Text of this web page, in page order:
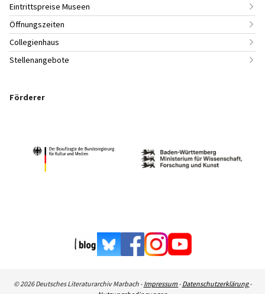
Eintrittspreise Museen
Öffnungszeiten
Collegienhaus
Stellenangebote
Förderer
© 2026 Deutsches Literaturarchiv Marbach - Impressum - Datenschutzerklärung-